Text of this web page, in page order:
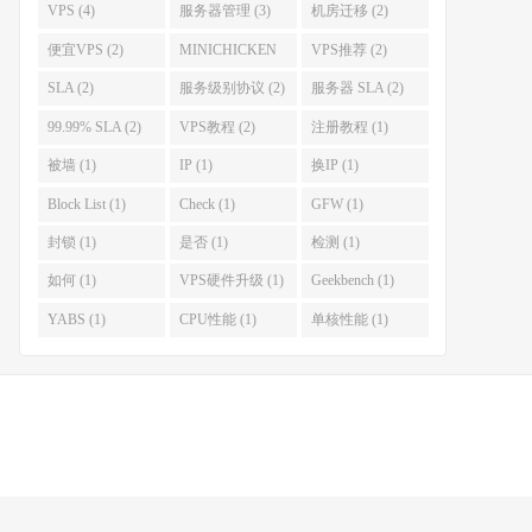
(7)
VPS (4) 服务器管理 (3) 机房迁移 (2)
便宜VPS (2) MINICHICKEN
(2)
VPS推荐 (2)
SLA (2) 服务级别协议 (2) 服务器 SLA (2)
99.99% SLA (2) VPS教程 (2) 注册教程 (1)
被墙 (1) IP (1) 换IP (1)
Block List (1) Check (1) GFW (1)
封锁 (1) 是否 (1) 检测 (1)
如何 (1) VPS硬件升级 (1) Geekbench (1)
YABS (1) CPU性能 (1) 单核性能 (1)